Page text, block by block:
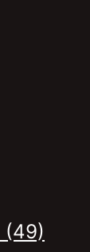
(49)